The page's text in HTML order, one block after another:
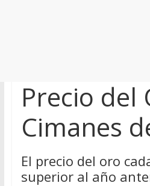
Precio del
Cimanes
El precio del oro
superior al año